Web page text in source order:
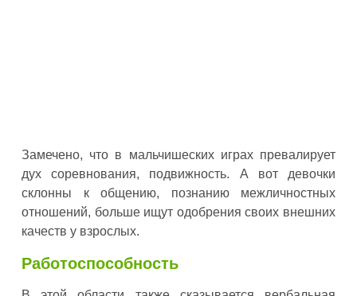
Замечено, что в мальчишеских играх превалирует
дух соревнования, подвижность. А вот девочки
склонны к общению, познанию межличностных
отношений, больше ищут одобрения своих внешних
качеств у взрослых.
Работоспособность